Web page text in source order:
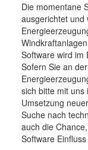
Die momentane
ausgerichtet und
Software wird im
Sofern Sie an
sich bitte mit uns
Umsetzung
Suche nach
auch die
Software